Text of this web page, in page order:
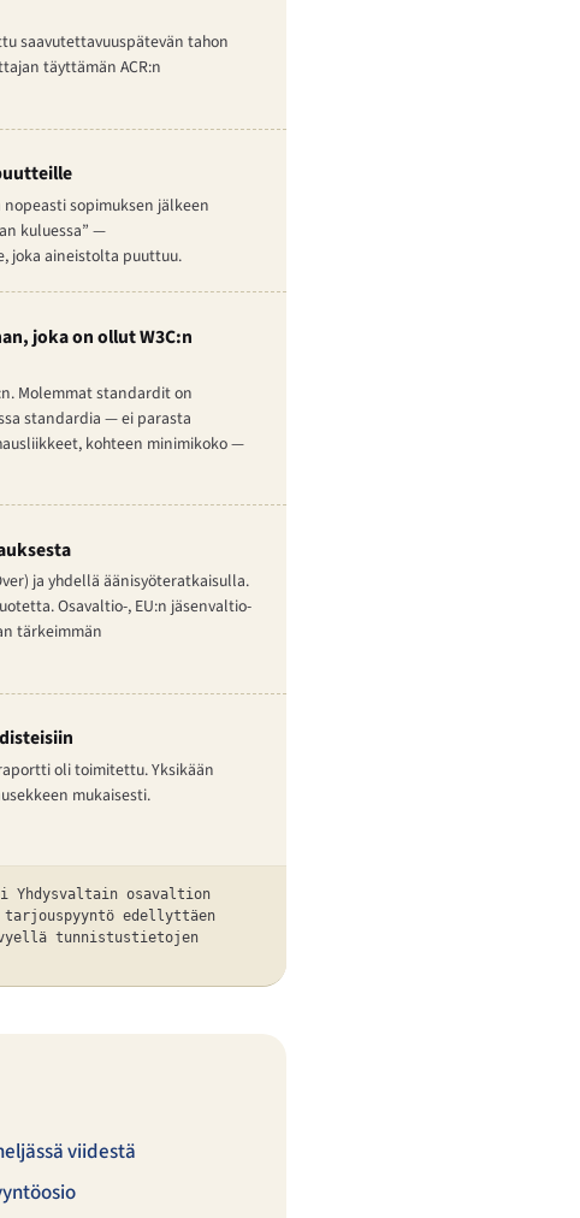
saavutettavuuspätevän tahon
täyttämän ACR:n
sopimuksen jälkeen
kuluessa” —
joka aineistolta puuttuu.
joka on ollut W3C:n
Molemmat standardit on
standardia — ei parasta
kohteen minimikoko —
ja yhdellä äänisyöteratkaisulla.
Osavaltio-, EU:n jäsenvaltio-
tärkeimmän
oli toimitettu. Yksikään
mukaisesti.
osavaltion
edellyttäen
tunnistustietojen
viidestä